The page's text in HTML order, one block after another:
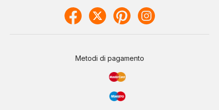
Metodi di pagamento